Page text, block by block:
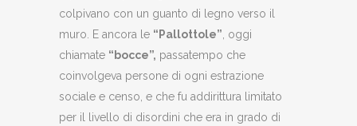
colpivano con un guanto di legno verso il
muro. E ancora le “Pallottole” , oggi
chiamate “bocce”, passatempo che
coinvolgeva persone di ogni estrazione
sociale e censo, e che fu addirittura limitato
per il livello di disordini che era in grado di